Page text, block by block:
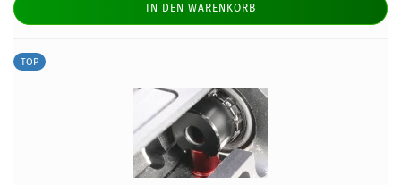
IN DEN WARENKORB
TOP